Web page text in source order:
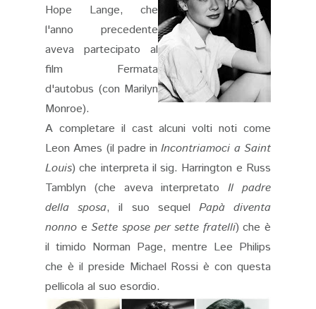
Hope Lange, che
l'anno precedente
aveva partecipato al
film Fermata
d'autobus (con Marilyn
Monroe).
A completare il cast alcuni volti noti come
Leon Ames (il padre inIncontriamoci a Saint
Louis) che interpreta il sig. Harrington e Russ
Tamblyn (che aveva interpretatoIl padre
della sposa, il suo sequel Papà diventa
nonno eSette spose per sette fratelli) che è
il timido Norman Page, mentre Lee Philips
che è il preside Michael Rossi è con questa
pellicola al suo esordio.